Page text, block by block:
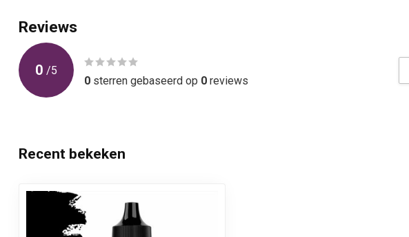
Reviews
0 /5
0 sterren gebaseerd op 0 reviews
Recent bekeken